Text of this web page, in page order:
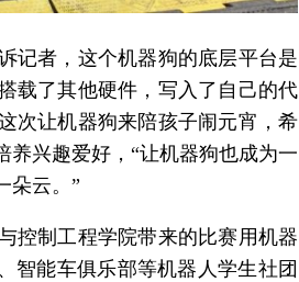
记者，这个机器狗的底层平台是
载了其他硬件，写入了自己的代
次让机器狗来陪孩子闹元宵，希
兴趣爱好，“让机器狗也成为一
朵云。”
控制工程学院带来的比赛用机器
智能车俱乐部等机器人学生社团